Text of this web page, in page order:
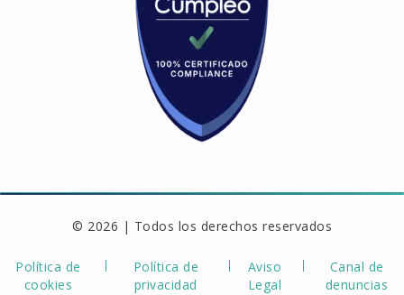
© 2026 | Todos los derechos reservados
Política de
cookies
Política de
privacidad
Aviso
Legal
Canal de
denuncias